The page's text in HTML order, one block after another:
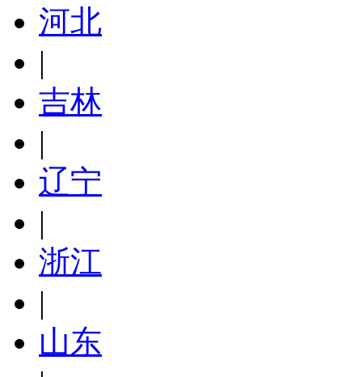
河北
|
吉林
|
辽宁
|
浙江
|
山东